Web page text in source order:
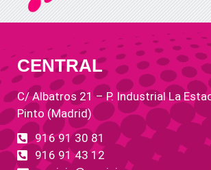
CENTRAL
C/ Albatros 21 – P. Industrial La
Pinto (Madrid)
916 91 30 81
916 91 43 12